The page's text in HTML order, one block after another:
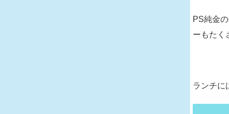
PS純金
ーもたく
ランチに